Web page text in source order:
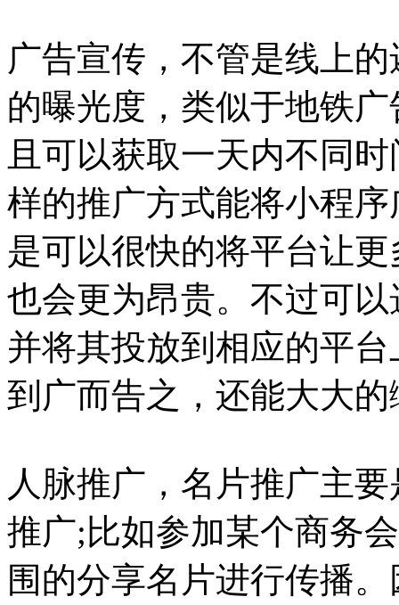
广告宣传，不管是线上
的曝光度，类似于地铁
且可以获取一天内不同
样的推广方式能将小程
是可以很快的将平台让
也会更为昂贵。不过可
并将其投放到相应的平
到广而告之，还能大大
人脉推广，名片推广主
推广;比如参加某个商务
围的分享名片进行传播